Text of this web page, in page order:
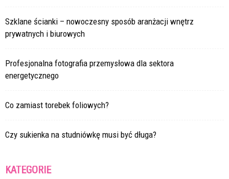
Szklane ścianki – nowoczesny sposób aranżacji wnętrz
prywatnych i biurowych
Profesjonalna fotografia przemysłowa dla sektora
energetycznego
Co zamiast torebek foliowych?
Czy sukienka na studniówkę musi być długa?
KATEGORIE